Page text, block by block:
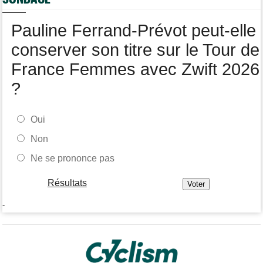
15:18
Route
Blessé, le Belge Toon Aerts, a mis un terme à sa saison 2026
Pauline Ferrand-Prévot peut-elle
conserver son titre sur le Tour de
France Femmes avec Zwift 2026
?
Oui
Non
Ne se prononce pas
Résultats
-